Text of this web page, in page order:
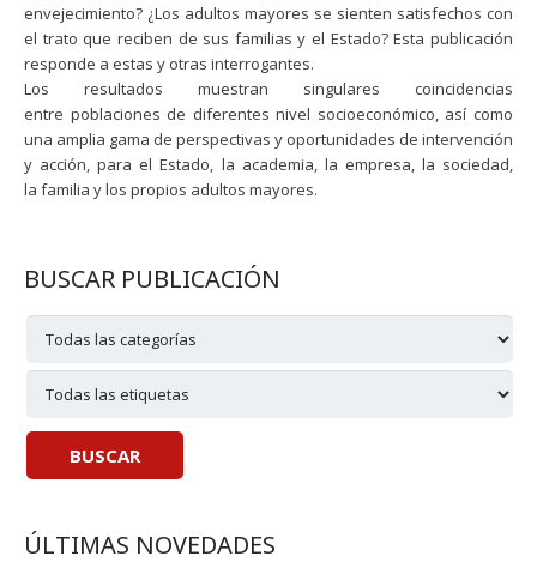
envejecimiento? ¿Los adultos mayores se sienten satisfechos con
el trato que reciben de sus familias y el Estado? Esta publicación
responde a estas y otras interrogantes.
Los resultados muestran singulares coincidencias
entre poblaciones de diferentes nivel socioeconómico, así como
una amplia gama de perspectivas y oportunidades de intervención
y acción, para el Estado, la academia, la empresa, la sociedad,
la familia y los propios adultos mayores.
BUSCAR PUBLICACIÓN
ÚLTIMAS NOVEDADES